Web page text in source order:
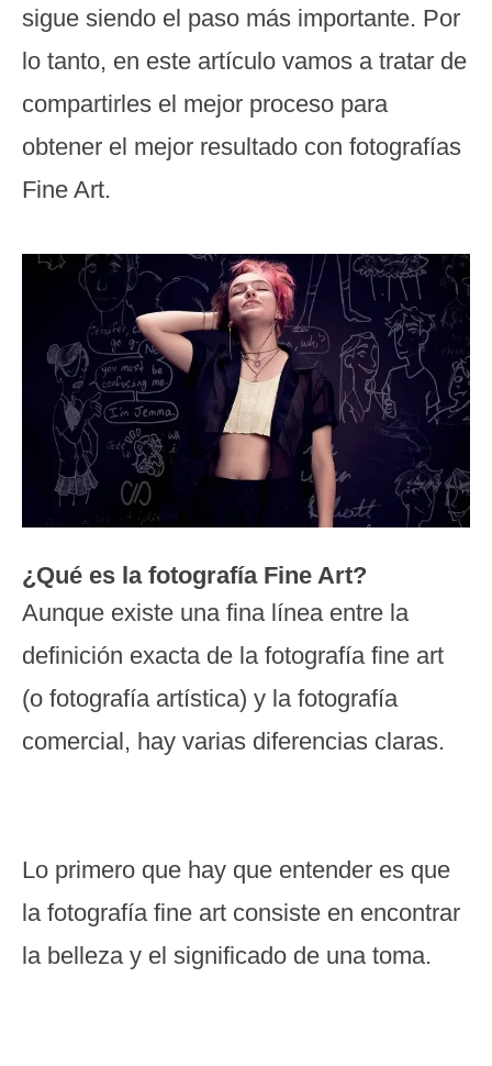
sigue siendo el paso más importante. Por
lo tanto, en este artículo vamos a tratar de
compartirles el mejor proceso para
obtener el mejor resultado con fotografías
Fine Art.
¿Qué es la fotografía Fine Art?
Aunque existe una fina línea entre la
definición exacta de la fotografía fine art
(o fotografía artística) y la fotografía
comercial, hay varias diferencias claras.
Lo primero que hay que entender es que
la fotografía fine art consiste en encontrar
la belleza y el significado de una toma.